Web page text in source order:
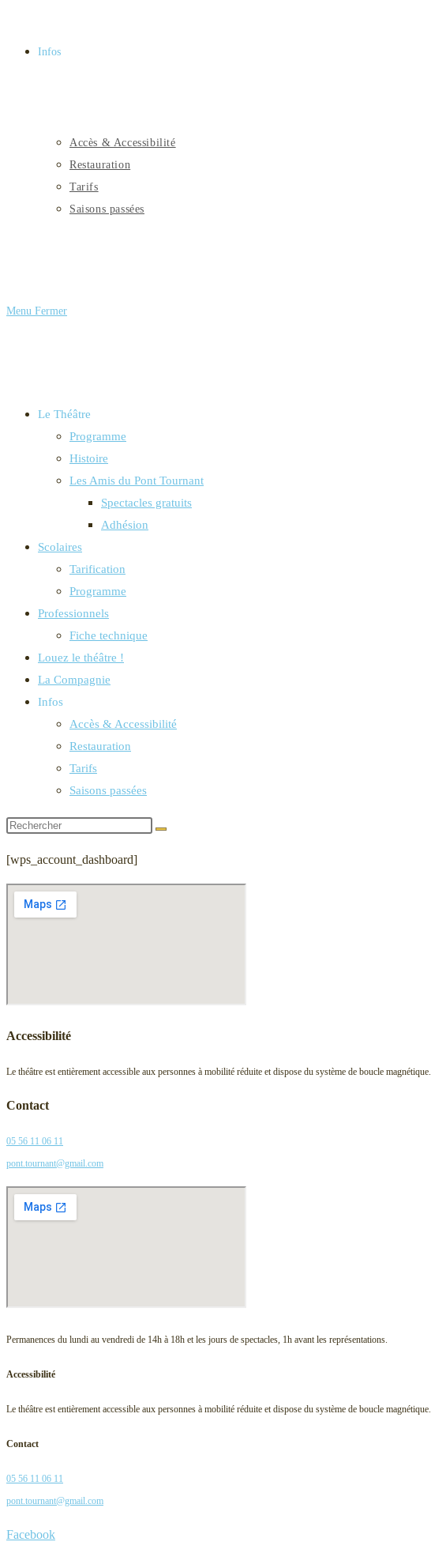
Infos
Accès & Accessibilité
Restauration
Tarifs
Saisons passées
Menu Fermer
Le Théâtre
Programme
Histoire
Les Amis du Pont Tournant
Spectacles gratuits
Adhésion
Scolaires
Tarification
Programme
Professionnels
Fiche technique
Louez le théâtre !
La Compagnie
Infos
Accès & Accessibilité
Restauration
Tarifs
Saisons passées
[wps_account_dashboard]
Accessibilité
Le théâtre est entièrement accessible aux personnes à mobilité réduite et dispose du système de boucle magnétique.
Contact
05 56 11 06 11
pont.tournant@gmail.com
Permanences du lundi au vendredi de 14h à 18h et les jours de spectacles, 1h avant les représentations.
Accessibilité
Le théâtre est entièrement accessible aux personnes à mobilité réduite et dispose du système de boucle magnétique.
Contact
05 56 11 06 11
pont.tournant@gmail.com
Facebook